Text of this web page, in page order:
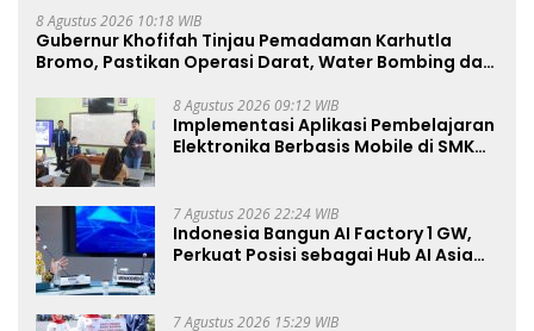
8 Agustus 2026 10:18 WIB
Gubernur Khofifah Tinjau Pemadaman Karhutla
Bromo, Pastikan Operasi Darat, Water Bombing dan
8 Agustus 2026 09:12 WIB
Implementasi Aplikasi Pembelajaran
Elektronika Berbasis Mobile di SMK
Pembelajaran
7 Agustus 2026 22:24 WIB
Indonesia Bangun AI Factory 1 GW,
Perkuat Posisi sebagai Hub AI Asia
7 Agustus 2026 15:29 WIB